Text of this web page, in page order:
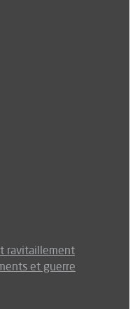
ravitaillement
et guerre